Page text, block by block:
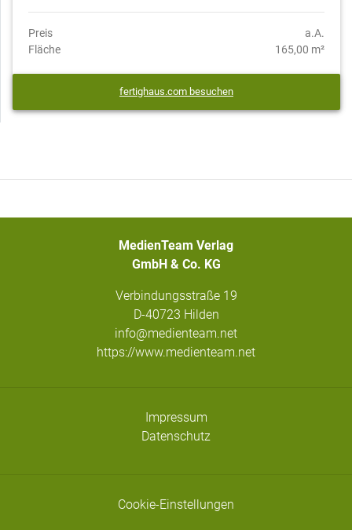
Preis
a.A.
Fläche
165,00 m²
fertighaus.com besuchen
MedienTeam Verlag
GmbH & Co. KG
Verbindungsstraße 19
D-40723 Hilden
info@medienteam.net
https://www.medienteam.net
Impressum
Datenschutz
Cookie-Einstellungen